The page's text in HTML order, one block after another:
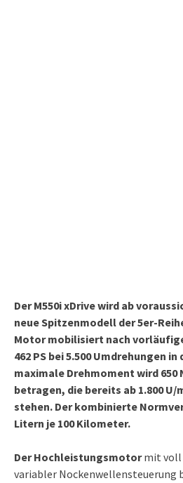
Der M550i xDrive wird ab
neue Spitzenmodell der 5er-
Motor mobilisiert nach
462 PS bei 5.500 Umdrehungen in
maximale Drehmoment wird
betragen, die bereits ab 1.800 U/
stehen. Der kombinierte
Litern je 100 Kilometer.
Der Hochleistungsmotormit voll
variabler Nockenwellensteuerung